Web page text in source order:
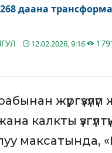
даана
12.02.2026, 9:16
жүргүзүлүп
калкты
максатында,